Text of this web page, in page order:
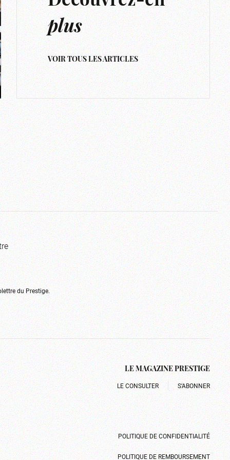
plus
VOIR TOUS LES ARTICLES
du Prestige.
LE MAGAZINE PRESTIGE
LE CONSULTER S’ABONNER
POLITIQUE DE CONFIDENTIALITÉ
POLITIQUE DE REMBOURSEMENT